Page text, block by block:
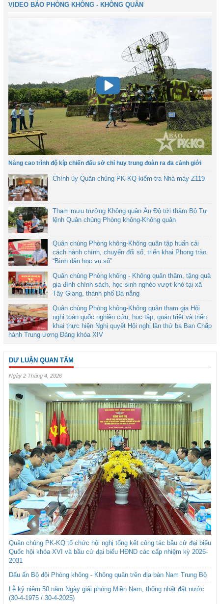
VIDEO BÁO PHÒNG KHÔNG - KHÔNG QUÂN
Nâng cao trình độ kíp chiến đấu sở chỉ huy trung đoàn ra đa cảnh giới
Chính ủy Quân chủng PK-KQ kiểm tra Nhà máy Z119
Tham mưu trưởng Không quân Ấn Độ tới thăm Bộ Tư
lệnh Quân chủng Phòng không-Không quân
Quân chủng Phòng không-Không quân tập huấn cải
cách hành chính, chuyển đổi số, triển khai Phong trào
“Bình dân học vụ số”
Quân chủng Phòng không - Không quân thăm, tặng quà
gia đình chính sách, học sinh nghèo vượt khó tại xã
Tây Giang, thành phố Đà nẵng
Quân chủng Phòng không-Không quân tham gia Hội
nghị toàn quốc nghiên cứu, học tập, quán triệt và triển
khai thực hiện Nghị quyết Hội nghị lần thứ ba Ban Chấp
hành Trung ương Đảng khóa XIV
DƯ LUẬN QUAN TÂM
Ngày 2 Tháng 4, 2026
Quân chủng PK-KQ tổ chức hội nghị tổng kết công tác bầu cử đại biểu
Quốc hội khóa XVI và bầu cử đại biểu HĐND các cấp nhiệm kỳ 2026-
2031
Dấu ấn Bộ đội Phòng không - Không quân trên địa bàn Nam Trung Bộ
Lễ kỷ niệm 50 năm Ngày giải phóng Miền Nam, thống nhất đất nước
(30-4-1975 / 30-4-2025)